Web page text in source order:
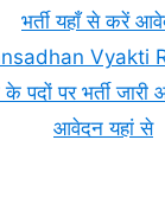
भर्ती यहाँ से करें
Vyakti
के पदों पर भर्ती
आवेदन यहां से